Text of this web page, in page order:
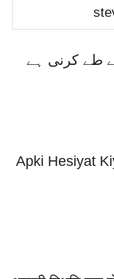
طے کرنی ہے
Apki Hesiyat